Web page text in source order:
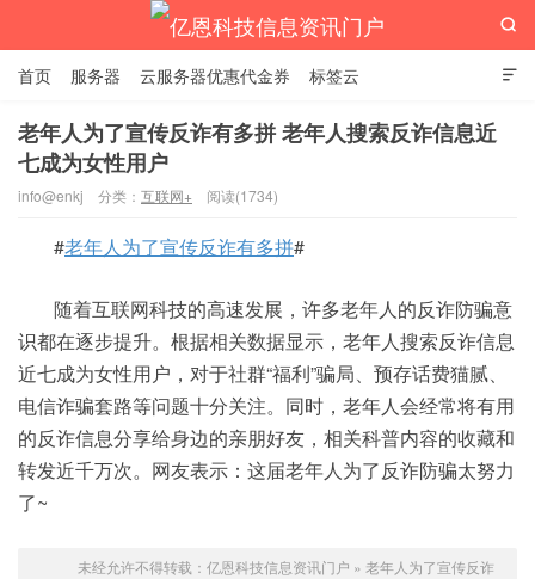
亿恩科技信息资讯门户

首页 服务器 云服务器优惠代金券 标签云

老年人为了宣传反诈有多拼 老年人搜索反诈信息近
七成为女性用户
info@enkj 分类： 互联网+ 阅读(1734)
#老年人为了宣传反诈有多拼#
随着互联网科技的高速发展，许多老年人的反诈防骗意
识都在逐步提升。根据相关数据显示，老年人搜索反诈信息
近七成为女性用户，对于社群“福利”骗局、预存话费猫腻、
电信诈骗套路等问题十分关注。同时，老年人会经常将有用
的反诈信息分享给身边的亲朋好友，相关科普内容的收藏和
转发近千万次。网友表示：这届老年人为了反诈防骗太努力
了~
未经允许不得转载： 亿恩科技信息资讯门户 » 老年人为了宣传反诈